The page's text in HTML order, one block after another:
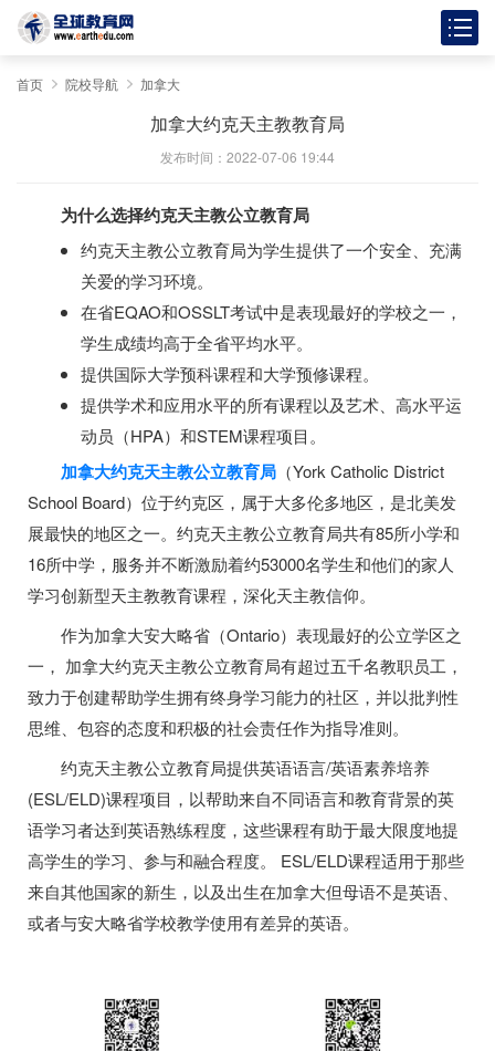
首页 院校导航 加拿大
加拿大约克天主教教育局
发布时间：2022-07-06 19:44
为什么选择约克天主教公立教育局
约克天主教公立教育局为学生提供了一个安全、充满
关爱的学习环境。
在省EQAO和OSSLT考试中是表现最好的学校之一，
学生成绩均高于全省平均水平。
提供国际大学预科课程和大学预修课程。
提供学术和应用水平的所有课程以及艺术、高水平运
动员（HPA）和STEM课程项目。
加拿大约克天主教公立教育局 （York Catholic District
School Board）位于约克区，属于大多伦多地区，是北美发
展最快的地区之一。约克天主教公立教育局共有85所小学和
16所中学，服务并不断激励着约53000名学生和他们的家人
学习创新型天主教教育课程，深化天主教信仰。
作为加拿大安大略省（Ontario）表现最好的公立学区之
一， 加拿大约克天主教公立教育局有超过五千名教职员工，
致力于创建帮助学生拥有终身学习能力的社区，并以批判性
思维、包容的态度和积极的社会责任作为指导准则。
约克天主教公立教育局提供英语语言/英语素养培养
(ESL/ELD)课程项目，以帮助来自不同语言和教育背景的英
语学习者达到英语熟练程度，这些课程有助于最大限度地提
高学生的学习、参与和融合程度。 ESL/ELD课程适用于那些
来自其他国家的新生，以及出生在加拿大但母语不是英语、
或者与安大略省学校教学使用有差异的英语。